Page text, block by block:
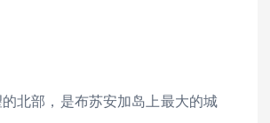
北部，是布苏安加岛上最大的城